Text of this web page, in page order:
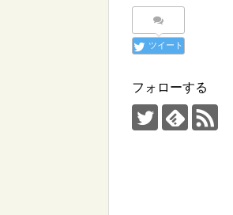
ツイート
フォローする